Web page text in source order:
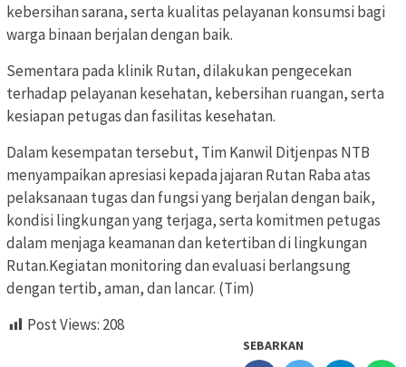
kebersihan sarana, serta kualitas pelayanan konsumsi bagi
warga binaan berjalan dengan baik.
Sementara pada klinik Rutan, dilakukan pengecekan
terhadap pelayanan kesehatan, kebersihan ruangan, serta
kesiapan petugas dan fasilitas kesehatan.
Dalam kesempatan tersebut, Tim Kanwil Ditjenpas NTB
menyampaikan apresiasi kepada jajaran Rutan Raba atas
pelaksanaan tugas dan fungsi yang berjalan dengan baik,
kondisi lingkungan yang terjaga, serta komitmen petugas
dalam menjaga keamanan dan ketertiban di lingkungan
Rutan.Kegiatan monitoring dan evaluasi berlangsung
dengan tertib, aman, dan lancar. (Tim)
Post Views: 208
SEBARKAN